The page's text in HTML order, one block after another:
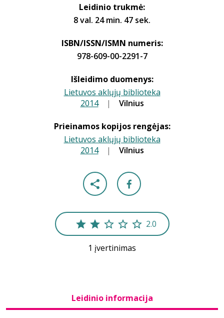
Leidinio trukmė:
8 val. 24 min. 47 sek.
ISBN/ISSN/ISMN numeris:
978-609-00-2291-7
Išleidimo duomenys:
Lietuvos aklųjų biblioteka
2014 | Vilnius
Prieinamos kopijos rengėjas:
Lietuvos aklųjų biblioteka
2014 | Vilnius
2.0
1 įvertinimas
Leidinio informacija